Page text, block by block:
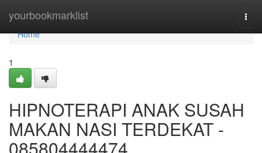
yourbookmarklist
Home
Home
1
HIPNOTERAPI ANAK SUSAH
MAKAN NASI TERDEKAT -